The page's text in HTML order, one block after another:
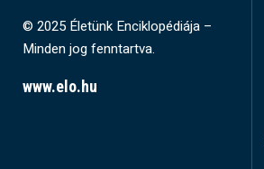
© 2025 Életünk Enciklopédiája –
Minden jog fenntartva.
www.elo.hu